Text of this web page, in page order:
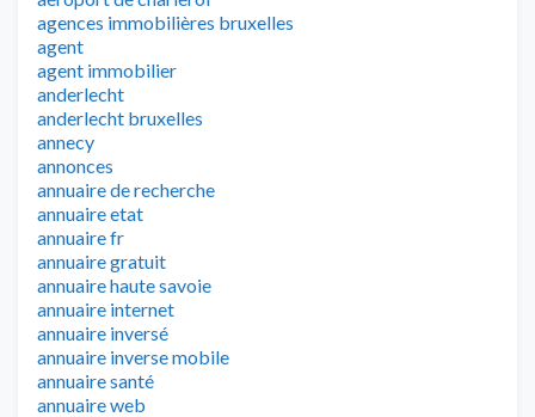
agences immobilières bruxelles
agent
agent immobilier
anderlecht
anderlecht bruxelles
annecy
annonces
annuaire de recherche
annuaire etat
annuaire fr
annuaire gratuit
annuaire haute savoie
annuaire internet
annuaire inversé
annuaire inverse mobile
annuaire santé
annuaire web